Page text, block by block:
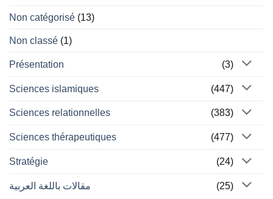
Non catégorisé (13)
Non classé (1)
Présentation (3)
Sciences islamiques (447)
Sciences relationnelles (383)
Sciences thérapeutiques (477)
Stratégie (24)
مقالات باللغة العربية (25)